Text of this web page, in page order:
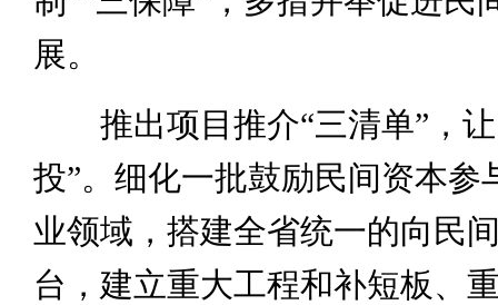
展。
推出项目推介“三清单”，让
投”。细化一批鼓励民间资本参
业领域，搭建全省统一的向民
台，建立重大工程和补短板、